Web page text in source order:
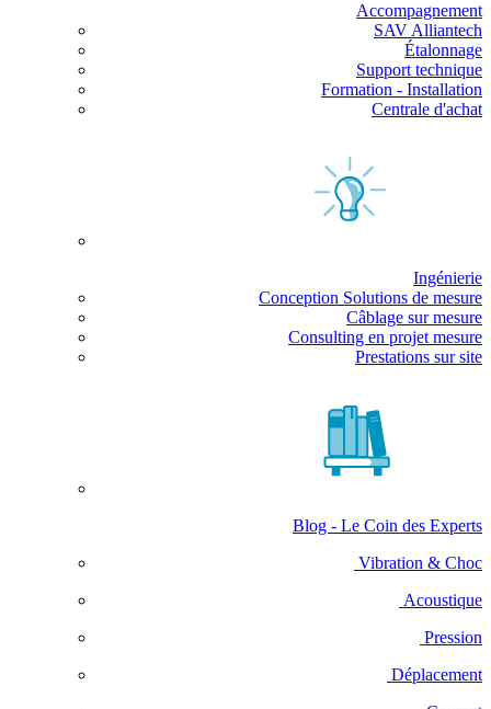
Accompagnement
SAV Alliantech
Étalonnage
Support technique
Formation - Installation
Centrale d'achat
Ingénierie
Conception Solutions de mesure
Câblage sur mesure
Consulting en projet mesure
Prestations sur site
Blog - Le Coin des Experts
Vibration & Choc
Acoustique
Pression
Déplacement